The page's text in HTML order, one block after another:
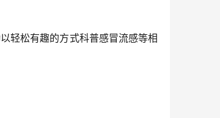
轻松有趣的方式科普感冒流感等相